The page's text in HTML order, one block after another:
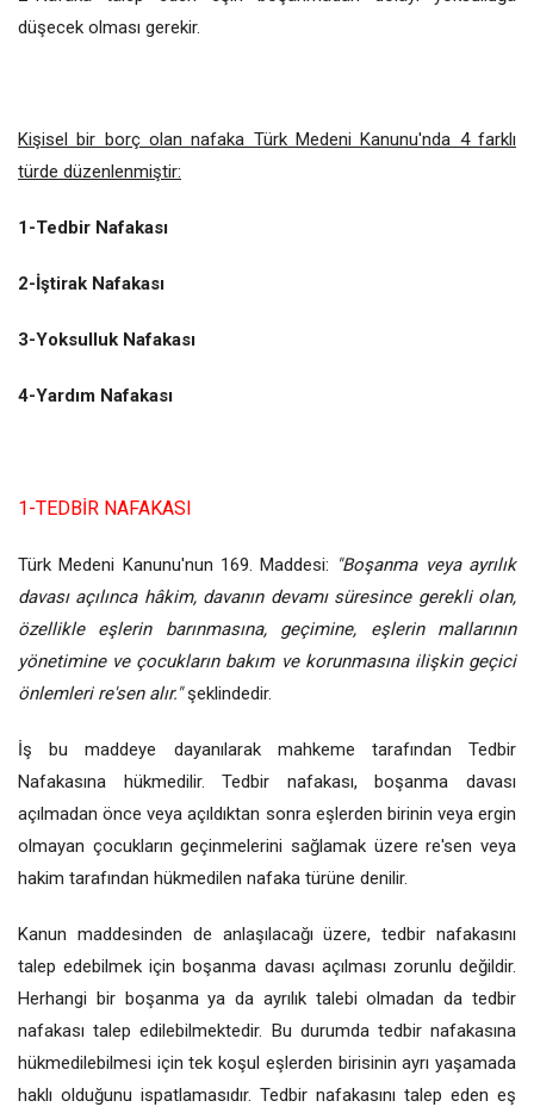
düşecek olması gerekir.
Kişisel bir borç olan nafaka Türk Medeni Kanunu'nda 4 farklı
türde düzenlenmiştir:
1-Tedbir Nafakası
2-İştirak Nafakası
3-Yoksulluk Nafakası
4-Yardım Nafakası
1-TEDBİR NAFAKASI
Türk Medeni Kanunu'nun 169. Maddesi: "Boşanma veya ayrılık
davası açılınca hâkim, davanın devamı süresince gerekli olan,
özellikle eşlerin barınmasına, geçimine, eşlerin mallarının
yönetimine ve çocukların bakım ve korunmasına ilişkin geçici
önlemleri re'sen alır."şeklindedir.
İş bu maddeye dayanılarak mahkeme tarafından Tedbir
Nafakasına hükmedilir. Tedbir nafakası, boşanma davası
açılmadan önce veya açıldıktan sonra eşlerden birinin veya ergin
olmayan çocukların geçinmelerini sağlamak üzere re'sen veya
hakim tarafından hükmedilen nafaka türüne denilir.
Kanun maddesinden de anlaşılacağı üzere, tedbir nafakasını
talep edebilmek için boşanma davası açılması zorunlu değildir.
Herhangi bir boşanma ya da ayrılık talebi olmadan da tedbir
nafakası talep edilebilmektedir. Bu durumda tedbir nafakasına
hükmedilebilmesi için tek koşul eşlerden birisinin ayrı yaşamada
haklı olduğunu ispatlamasıdır. Tedbir nafakasını talep eden eş